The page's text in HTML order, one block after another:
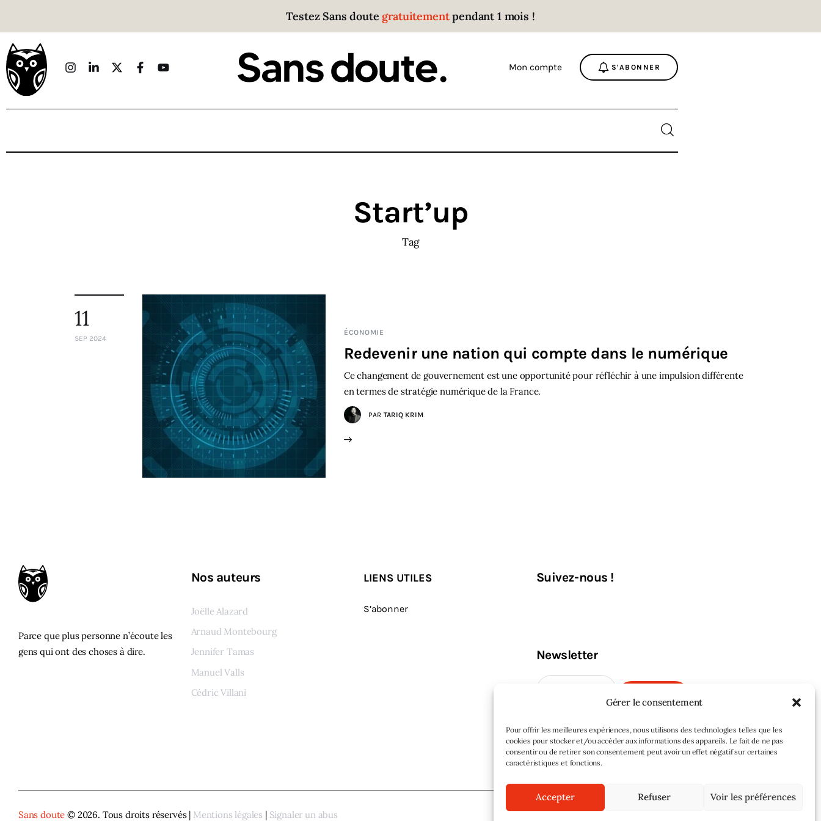
Gérer le consentement
Pour offrir les meilleures expériences, nous utilisons des technologies telles que les
cookies pour stocker et/ou accéder aux informations des appareils. Le fait de ne pas
consentir ou de retirer son consentement peut avoir un effet négatif sur certaines
caractéristiques et fonctions.
Accepter Refuser Voir les préférences
Testez Sans doute gratuitementpendant 1 mois !
Mon compte S'ABONNER
Sans doute
Parce que plus personne n’écoute les gens qui ont
des choses à dire.
Économie
Monde
Start’up
Tag
11
SEP 2024
ÉCONOMIE
Redevenir une nation qui compte dans le numérique
Ce changement de gouvernement est une opportunité pour réfléchir à une impulsion différente
en termes de stratégie numérique de la France.
PAR TARIQ KRIM
Parce que plus personne n’écoute les
gens qui ont des choses à dire.
Nos auteurs
Joëlle Alazard
Arnaud Montebourg
Jennifer Tamas
Manuel Valls
Cédric Villani
LIENS UTILES
S’abonner
Suivez-nous !
Newsletter
M'INSCRIRE
Sans doute © 2026. Tous droits réservés | Mentions légales | Signaler un abus